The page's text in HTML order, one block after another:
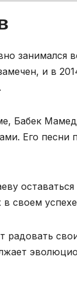
занимался
и в
Бабек
Его
своем
радовать